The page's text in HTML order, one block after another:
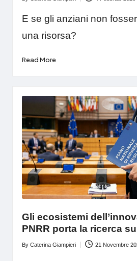
Posted
E se gli anziani non
una risorsa?
Read More
Gli ecosistemi
PNRR porta la ricerca
Posted
By Caterina Giampieri 21 Novembre